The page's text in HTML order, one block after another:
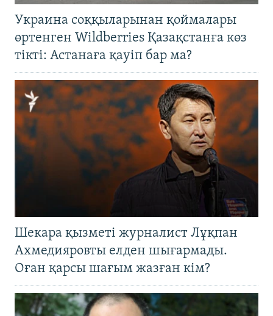
Украина соққыларынан қоймалары
өртенген Wildberries Қазақстанға көз
тікті: Астанаға қауіп бар ма?
Шекара қызметі журналист Лұқпан
Ахмедияровты елден шығармады.
Оған қарсы шағым жазған кім?